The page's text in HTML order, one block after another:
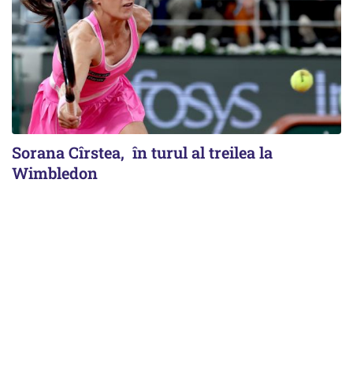
Sorana Cîrstea, în turul al treilea la
Wimbledon